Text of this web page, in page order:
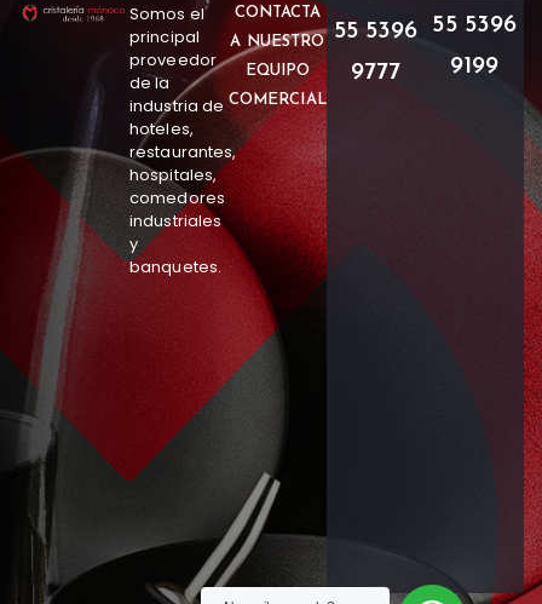
Somos el
principal
proveedor
de la
industria de
hoteles,
restaurantes,
hospitales,
comedores
industriales
y
banquetes.
CONTACTA
A NUESTRO
EQUIPO
COMERCIAL
55 5396
9777
55 5396
9199